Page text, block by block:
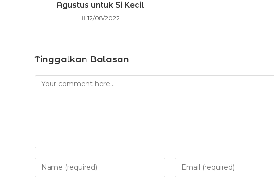
Agustus untuk Si Kecil
12/08/2022
Tinggalkan Balasan